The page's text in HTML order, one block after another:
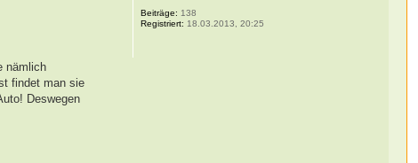
nämlich
findet man sie
Deswegen
Beiträge: 138
Registriert: 18.03.2013, 20:25